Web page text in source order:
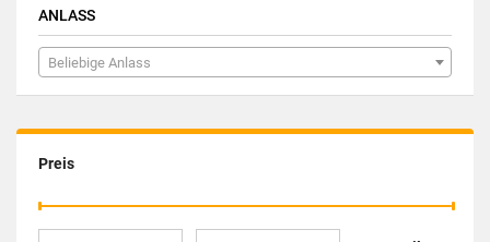
ANLASS
Beliebige Anlass
Preis